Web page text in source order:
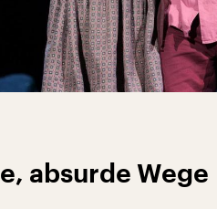
absurde Wege